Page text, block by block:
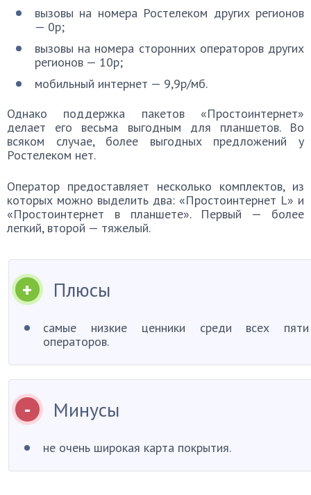
вызовы на номера Ростелеком других регионов
— 0p;
вызовы на номера сторонних операторов других
регионов — 10p;
мобильный интернет — 9,9p/мб.
Однако поддержка пакетов «Простоинтернет»
делает его весьма выгодным для планшетов. Во
всяком случае, более выгодных предложений у
Ростелеком нет.
Оператор предоставляет несколько комплектов, из
которых можно выделить два: «Простоинтернет L» и
«Простоинтернет в планшете». Первый — более
легкий, второй — тяжелый.
Плюсы
самые низкие ценники среди всех пяти
операторов.
Минусы
не очень широкая карта покрытия.